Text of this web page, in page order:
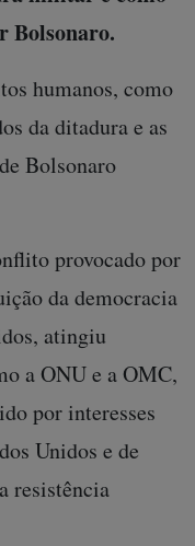
Bolsonaro.
humanos, como
da ditadura e as
Bolsonaro
provocado por
da democracia
atingiu
a ONU e a OMC,
por interesses
Unidos e de
resistência